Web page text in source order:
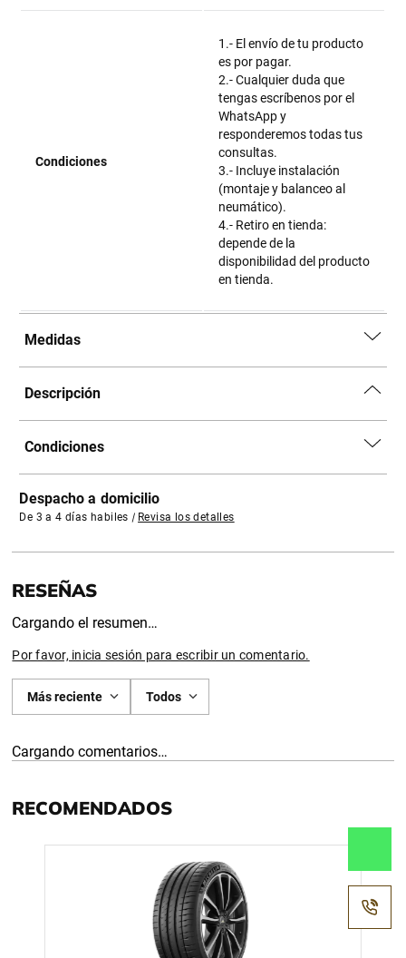
Condiciones
1.- El envío de tu producto
es por pagar.
2.- Cualquier duda que
tengas escríbenos por el
WhatsApp y
responderemos todas tus
consultas.
3.- Incluye instalación
(montaje y balanceo al
neumático).
4.- Retiro en tienda:
depende de la
disponibilidad del producto
en tienda.
Medidas
Descripción
Condiciones
Despacho a domicilio
De 3 a 4 días habiles | Revisa los detalles
Cargando el resumen…
Por favor, inicia sesión para escribir un comentario.
Más reciente Todos
Cargando comentarios…
RECOMENDADOS